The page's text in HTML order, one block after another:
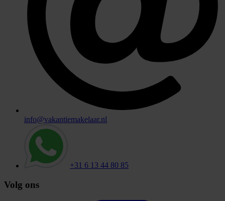
info@vakantiemakelaar.nl
+31 6 13 44 80 85
Volg ons